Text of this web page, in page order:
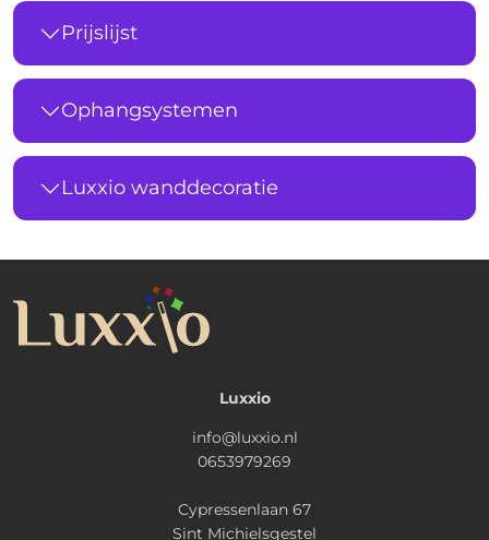
Prijslijst
Ophangsystemen
Luxxio wanddecoratie
Luxxio
info@luxxio.nl
0653979269
Cypressenlaan 67
Sint Michielsgestel